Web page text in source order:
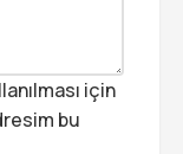
için
bu